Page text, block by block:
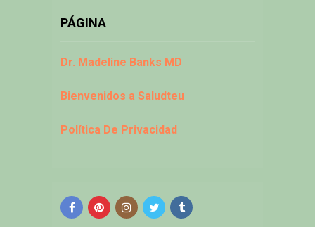
PÁGINA
Dr. Madeline Banks MD
Bienvenidos a Saludteu
Política De Privacidad